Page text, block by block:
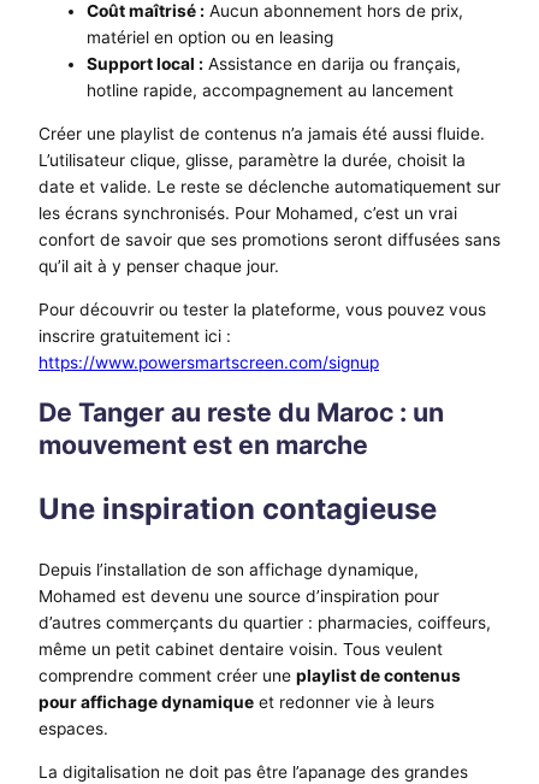
Coût maîtrisé : Aucun abonnement hors de prix,
matériel en option ou en leasing
Support local : Assistance en darija ou français,
hotline rapide, accompagnement au lancement
Créer une playlist de contenus n’a jamais été aussi fluide.
L’utilisateur clique, glisse, paramètre la durée, choisit la
date et valide. Le reste se déclenche automatiquement sur
les écrans synchronisés. Pour Mohamed, c’est un vrai
confort de savoir que ses promotions seront diffusées sans
qu’il ait à y penser chaque jour.
Pour découvrir ou tester la plateforme, vous pouvez vous
inscrire gratuitement ici :
https://www.powersmartscreen.com/signup
De Tanger au reste du Maroc : un
mouvement est en marche
Une inspiration contagieuse
Depuis l’installation de son affichage dynamique,
Mohamed est devenu une source d’inspiration pour
d’autres commerçants du quartier : pharmacies, coiffeurs,
même un petit cabinet dentaire voisin. Tous veulent
comprendre comment créer une playlist de contenus
pour affichage dynamique et redonner vie à leurs
espaces.
La digitalisation ne doit pas être l’apanage des grandes